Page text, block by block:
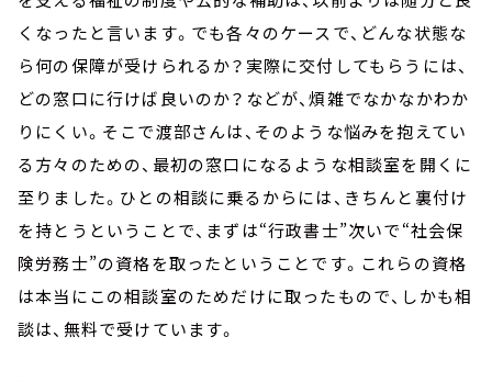
くなったと言います。でも各々のケースで、どんな状態な
ら何の保障が受けられるか？実際に交付してもらうには、
どの窓口に行けば良いのか？などが、煩雑でなかなかわか
りにくい。そこで渡部さんは、そのような悩みを抱えてい
る方々のための、最初の窓口になるような相談室を開くに
至りました。ひとの相談に乗るからには、きちんと裏付け
を持とうということで、まずは“行政書士”次いで“社会保
険労務士”の資格を取ったということです。これらの資格
は本当にこの相談室のためだけに取ったもので、しかも相
談は、無料で受けています。